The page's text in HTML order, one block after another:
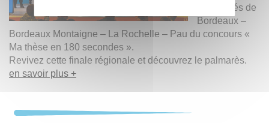
universités de
Bordeaux –
Bordeaux Montaigne – La Rochelle – Pau du concours «
Ma thèse en 180 secondes ».
Revivez cette finale régionale et découvrez le palmarès.
en savoir plus +